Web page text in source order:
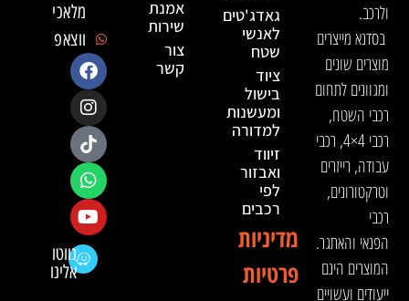
ולרכב.
בסדנא מייצרים
מוצרים שונים
ומגוונים לתחום
רכבי השטח,
רכבי 4×4, רכבי
עבודה, רייזרים
וטרקטורונים,
רכבי
הפנאי והאתגר.
המוצרים הינם
ייעודים ועשויים
גאדג'טים
לאנשי
שטח
ציוד
בישול
ומעשנות
למדורה
זיווד
ואבזור
לפי
רכבים
מדיניות
פרטיות
אמנת
שירות
צור
קשר
מלאכי
ווצאפ
נווטו
אלינו